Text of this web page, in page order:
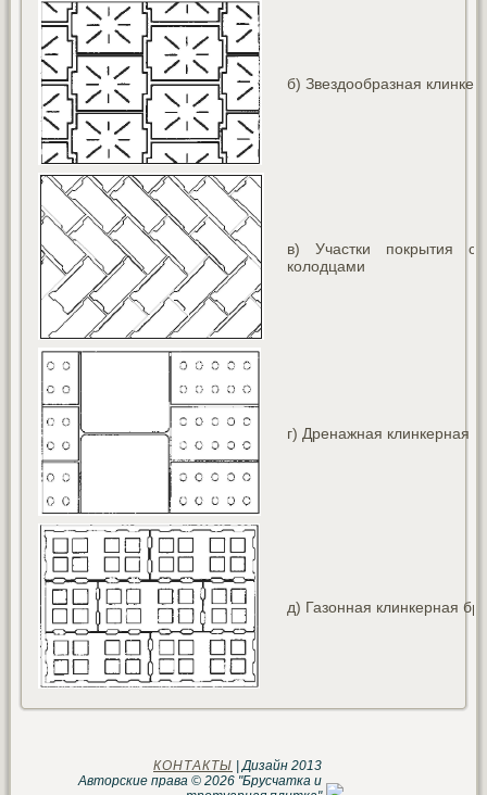
б) Звездообразная
в) Участки покрытия с
колодцами
г) Дренажная клинкерная
д) Газонная клинкерная
КОНТАКТЫ | Дизайн 2013
Авторские права © 2026 "Брусчатка и